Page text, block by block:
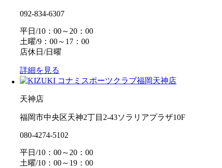
092-834-6307
平日/10：00～20：00
土曜/9：00～17：00
店休日/日曜
詳細を見る
天神店
福岡市中央区天神2丁目2-43ソラリアプラザ10F
080-4274-5102
平日/10：00～20：00
土曜/10：00～19：00